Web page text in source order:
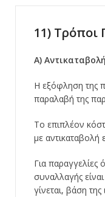
11)
Α) Αντικαταβολή
Η εξόφληση της
παραλαβή της
Το επιπλέον
με αντικαταβολή
Για παραγγελίες
συναλλαγής
γίνεται, βάση